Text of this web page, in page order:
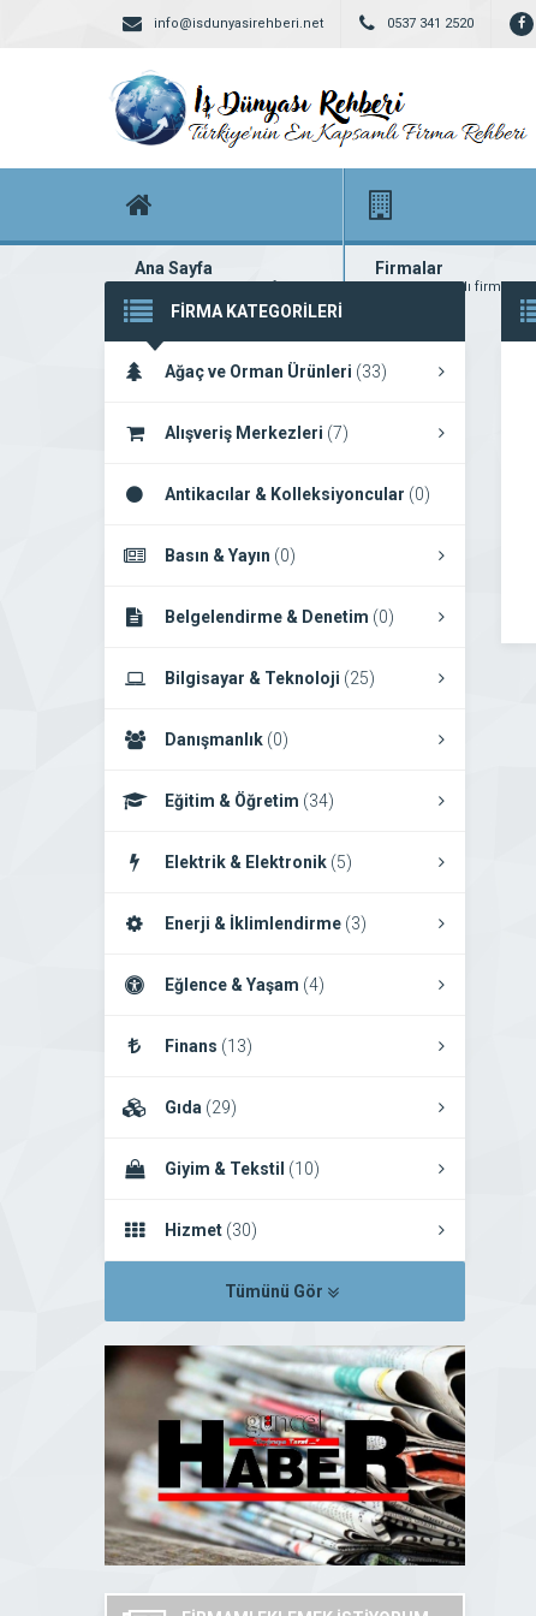
info@isdunyasirehberi.net 0537 341 2520
Ana Sayfa
Firma rehberi ana sayfanız
Firmalar
Yüzlerce kayıtlı firma
FİRMA KATEGORİLERİ
Ağaç ve Orman Ürünleri (33)
Alışveriş Merkezleri (7)
Antikacılar & Kolleksiyoncular (0)
Basın & Yayın (0)
Belgelendirme & Denetim (0)
Bilgisayar & Teknoloji (25)
Danışmanlık (0)
Eğitim & Öğretim (34)
Elektrik & Elektronik (5)
Enerji & İklimlendirme (3)
Eğlence & Yaşam (4)
Finans (13)
Gıda (29)
Giyim & Tekstil (10)
Hizmet (30)
Tümünü Gör